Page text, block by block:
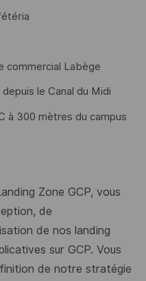
commercial Labège
le Canal du Midi
à 300 mètres du campus
Zone GCP, vous
de
de nos landing
sur GCP. Vous
de notre stratégie